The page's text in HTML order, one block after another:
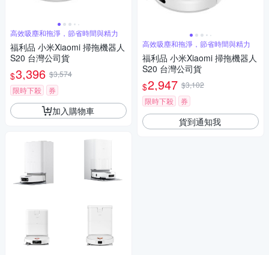
高效吸塵和拖淨，節省時間與精力
福利品 小米Xiaomi 掃拖機器人
S20 台灣公司貨
$3,396 $3,574
限時下殺
券
加入購物車
高效吸塵和拖淨，節省時間與精力
福利品 小米Xiaomi 掃拖機器人
S20 台灣公司貨
$2,947 $3,102
限時下殺
券
貨到通知我